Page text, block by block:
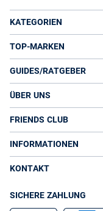
KATEGORIEN
TOP-MARKEN
GUIDES/RATGEBER
ÜBER UNS
FRIENDS CLUB
INFORMATIONEN
KONTAKT
SICHERE ZAHLUNG